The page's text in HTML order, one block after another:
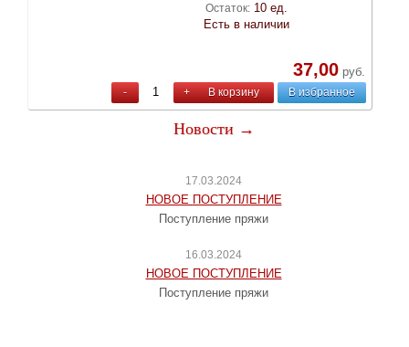
Остаток: 10 ед.
Есть в наличии
37,00руб.
- + В корзину В избранное
Новости →
17.03.2024
НОВОЕ ПОСТУПЛЕНИЕ
Поступление пряжи
16.03.2024
НОВОЕ ПОСТУПЛЕНИЕ
Поступление пряжи